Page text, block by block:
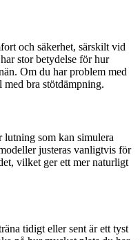
och säkerhet, särskilt vid
stor betydelse för hur
Om du har problem med
bra stötdämpning.
lutning som kan simulera
justeras vanligtvis för
vilket ger ett mer naturligt
tidigt eller sent är ett tyst